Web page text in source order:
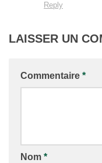
Reply
LAISSER UN
Commentaire *
Nom *